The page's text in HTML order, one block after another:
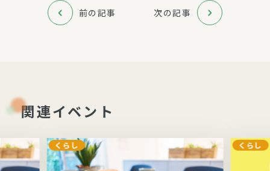
前の記事 次の記事
関連イベント
くらし くらし